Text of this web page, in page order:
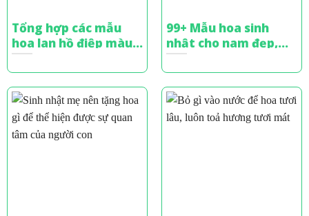
Tổng hợp các mẫu
hoa lan hồ điệp màu
xanh sang trọng,
đẳng cấp
99+ Mẫu hoa sinh
nhật cho nam đẹp,
sang trọng & ý nghĩa
nhất